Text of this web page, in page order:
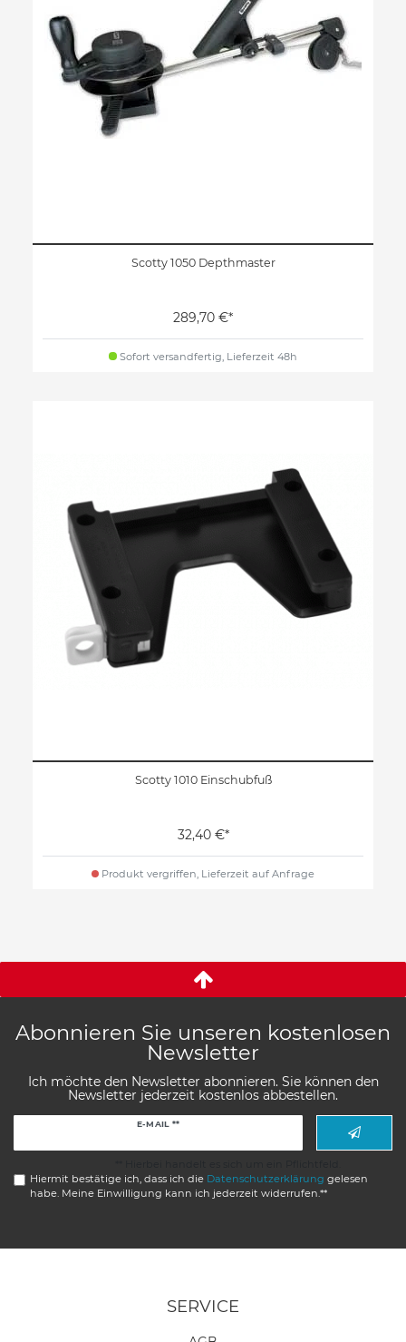
Scotty 1050 Depthmaster
289,70 €*
Sofort versandfertig, Lieferzeit 48h
Scotty 1010 Einschubfuß
32,40 €*
Produkt vergriffen, Lieferzeit auf Anfrage
Abonnieren Sie unseren kostenlosen
Newsletter
Ich möchte den Newsletter abonnieren. Sie können den
Newsletter jederzeit kostenlos abbestellen.
E-MAIL **
Hiermit bestätige ich, dass ich die Daten­schutz­erklärung gelesen
habe. Meine Einwilligung kann ich jederzeit widerrufen.**
SERVICE